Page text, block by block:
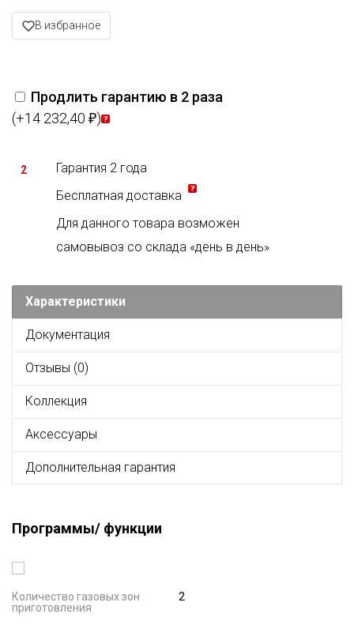
В избранное
Продлить гарантию в 2 раза
(+14 232,40 ₽)
2
Гарантия 2 года
Бесплатная доставка
Для данного товара возможен
самовывоз со склада «день в день»
Характеристики
Документация
Отзывы (0)
Коллекция
Аксессуары
Дополнительная гарантия
Программы/ функции
Количество газовых зон
приготовления
2